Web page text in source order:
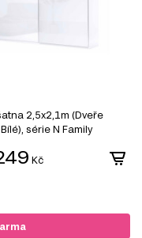
2,5x2,1m (Dveře
série N Family
Kč